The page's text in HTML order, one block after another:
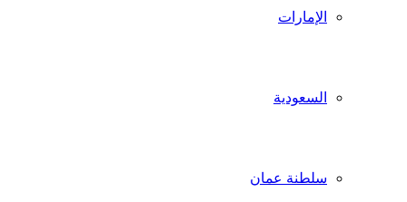
الإمارات
السعودية
سلطنة عمان